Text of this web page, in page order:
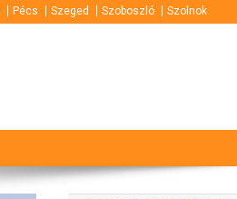
Pécs Szeged Szoboszló Szolnok